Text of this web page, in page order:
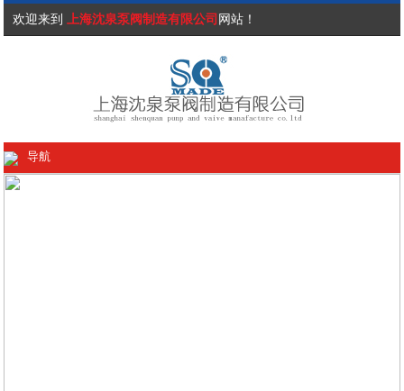
欢迎来到 上海沈泉泵阀制造有限公司 网站！
导航